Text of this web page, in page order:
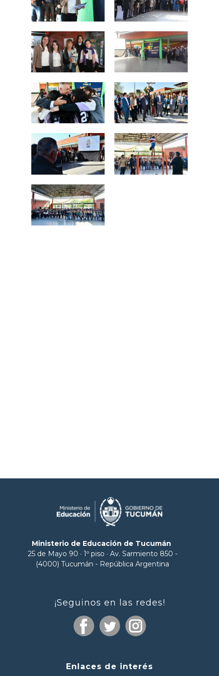
Ministerio de Educación de Tucumán
25 de Mayo 90 · 1º piso · Av. Sarmiento 850 -
(4000) Tucumán - República Argentina
¡Seguinos en las redes!
Enlaces de interés